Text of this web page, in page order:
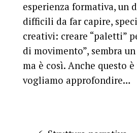
esperienza formativa, un
difficili da far capire,
creativi: creare “paletti”
di movimento”, sembra
ma è così. Anche questo
vogliamo approfondire…